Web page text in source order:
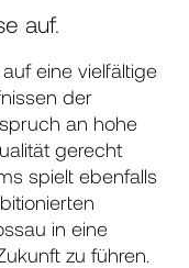
auf.
eine vielfältige
der
an hohe
gerecht
spielt ebenfalls
in eine
zu führen.